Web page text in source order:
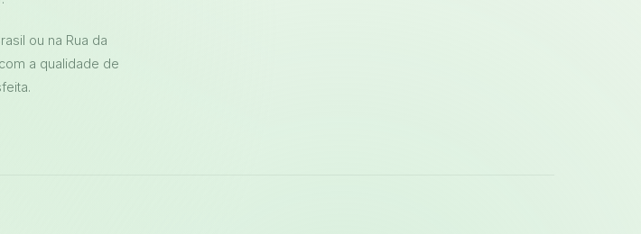
ou na Rua da
a qualidade de